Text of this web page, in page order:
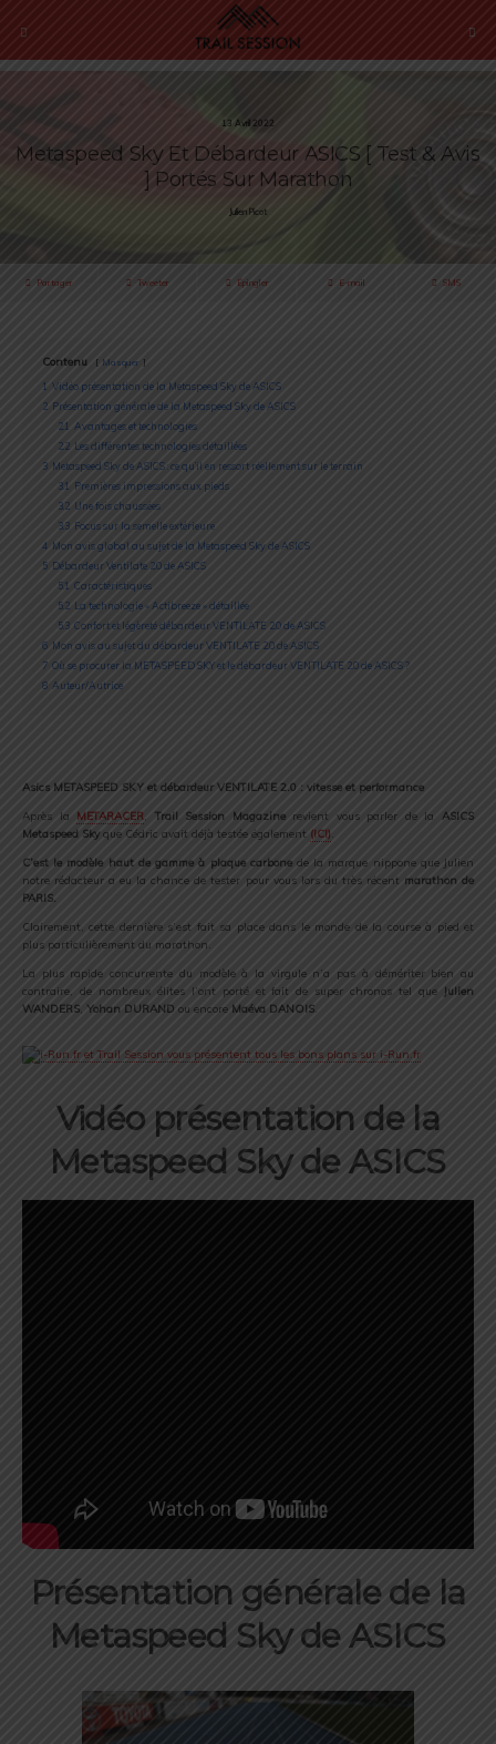
13 Avril 2022
Metaspeed Sky Et Débardeur ASICS [ Test & Avis
] Portés Sur Marathon
Julien Picot
Partager Tweeter Épingler E-mail SMS
Contenu Masquer
1 Vidéo présentation de la Metaspeed Sky de ASICS
2 Présentation générale de la Metaspeed Sky de ASICS
2.1
Avantages et technologies
2.2 Les différentes technologies détaillées
3 Metaspeed Sky de ASICS : ce qu’il en ressort réellement sur le terrain
3.1
Premières impressions aux pieds
3.2 Une fois chaussées
3.3 Focus sur la semelle extérieure
4 Mon avis global au sujet de la Metaspeed Sky de ASICS
5 Débardeur Ventilate 2.0 de ASICS
5.1 Caractéristiques
5.2 La technologie « Actibreeze » détaillée
5.3 Confort et légèreté débardeur VENTILATE 2.0 de ASICS
6 Mon avis au sujet du débardeur VENTILATE 2.0 de ASICS
7 Où se procurer la METASPEED SKY et le débardeur VENTILATE 2.0 de ASICS ?
8 Auteur/Autrice
Asics METASPEED SKY et débardeur VENTILATE 2.0 : vitesse et performance
Après la METARACER, Trail Session Magazinerevient vous parler de laASICS
Metaspeed Sky que Cédric avait déjà testée également (ICI).
C’est le modèle haut de gamme à plaque carbonede la marque nippone que Julien
notre rédacteur a eu la chance de tester pour vous lors du très récent marathon de
PARIS.
Clairement, cette dernière s’est fait sa place dans le monde de la course à pied et
plus particulièrement du marathon.
La plus rapide concurrente du modèle à la virgule n’a pas à démériter bien au
contraire, de nombreux élites l’ont porté et fait de super chronos tel que Julien
WANDERS, Yohan DURAND ou encore Maéva DANOIS
Vidéo présentation de la
Metaspeed Sky de ASICS
Présentation générale de la
Metaspeed Sky de ASICS